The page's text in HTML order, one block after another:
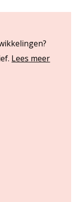
Lees meer